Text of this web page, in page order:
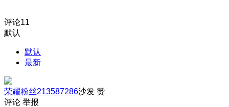
评论11
默认
默认
最新
荣耀粉丝213587286沙发 赞
评论 举报